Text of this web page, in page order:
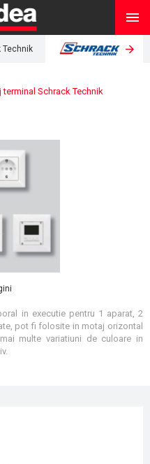
Technik
terminal Schrack Technik
in executie pentru 1 aparat, 2
pot fi folosite in motaj orizontal
multe variatiuni de culoare in